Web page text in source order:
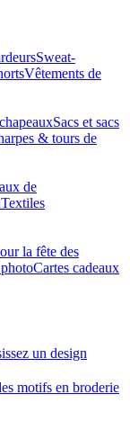
Sweat-
Vêtements de
Sacs et sacs
& tours de
de
Textiles
la fête des
Cartes cadeaux
un design
motifs en broderie